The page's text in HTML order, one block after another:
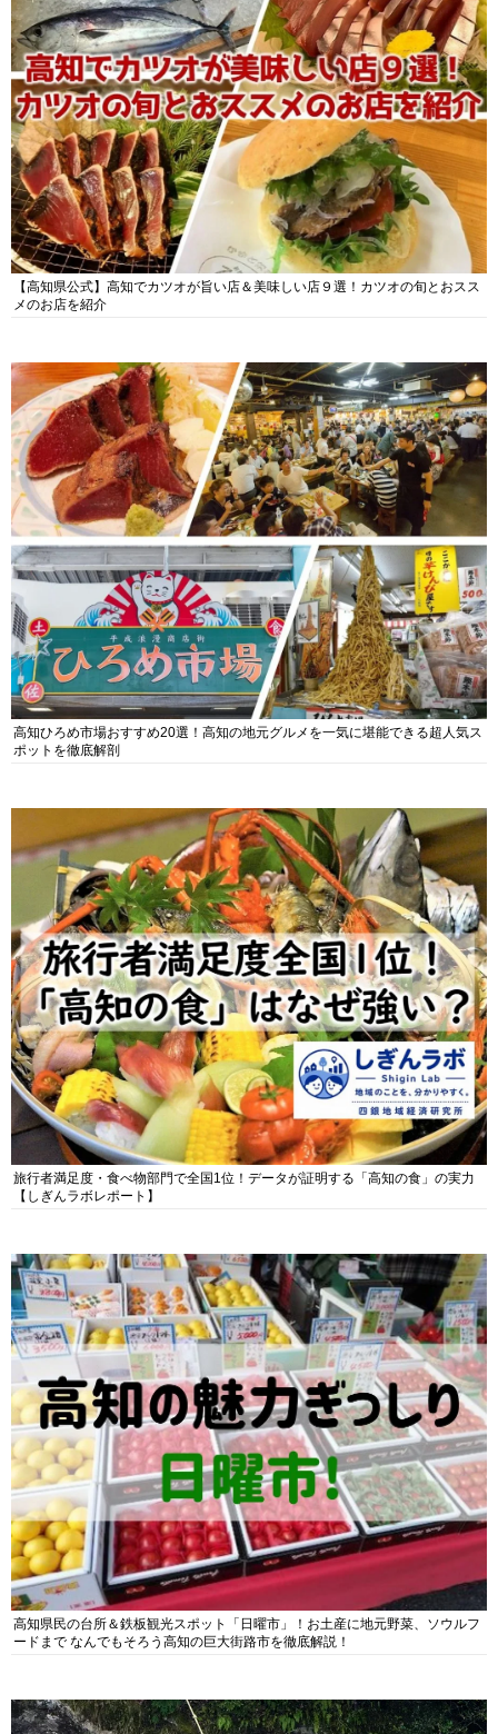
【高知県公式】高知でカツオが旨い店＆美味しい店９選！カツオの旬とおスス
メのお店を紹介
高知ひろめ市場おすすめ20選！高知の地元グルメを一気に堪能できる超人気ス
ポットを徹底解剖
旅行者満足度・食べ物部門で全国1位！データが証明する「高知の食」の実力
【しぎんラボレポート】
高知県民の台所＆鉄板観光スポット「日曜市」！お土産に地元野菜、ソウルフ
ードまで なんでもそろう高知の巨大街路市を徹底解説！